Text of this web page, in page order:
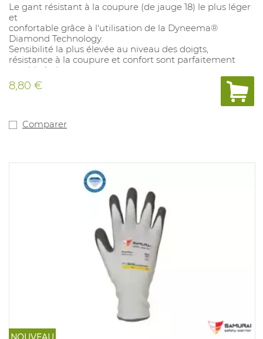
Le gant résistant à la coupure (de jauge 18) le plus léger
et
confortable grâce à l'utilisation de la Dyneema®
Diamond Technology.
Sensibilité la plus élevée au niveau des doigts,
résistance à la coupure et confort sont parfaitement
combinés. Le gant est
doté d'un enduction en polyuréthane (PU) avec une
prise exceptionnelle.
Grâce à sa légèreté et à la fibre "Dyneema® Diamond",
bien ventilées et le gant offre une prise "fraîche". Il est
garanties. Idéal pour des applications nécessitant une
coupure dans un environnement sec, telles
qu'assemblage de petites
pièces, activités d'emballage et montage. Tailles
Conforme à : EN388 3.X.4.2, ISO 13997 classe B.
8,80 €
Comparer